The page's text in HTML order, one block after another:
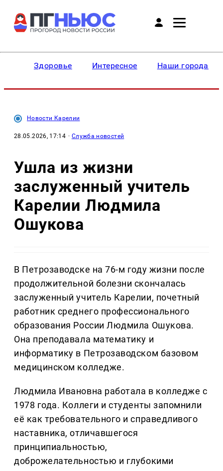
Здоровье Интересное Наши города
Новости Карелии
28.05.2026, 17:14 · Служба новостей
Ушла из жизни
заслуженный учитель
Карелии Людмила
Ошукова
В Петрозаводске на 76-м году жизни после
продолжительной болезни скончалась
заслуженный учитель Карелии, почетный
работник среднего профессионального
образования России Людмила Ошукова.
Она преподавала математику и
информатику в Петрозаводском базовом
медицинском колледже.
Людмила Ивановна работала в колледже с
1978 года. Коллеги и студенты запомнили
её как требовательного и справедливого
наставника, отличавшегося
принципиальностью,
доброжелательностью и глубокими